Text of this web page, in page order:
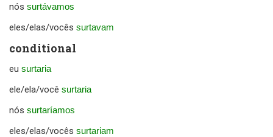
nós surtávamos
eles/elas/vocês surtavam
conditional
eu surtaria
ele/ela/você surtaria
nós surtaríamos
eles/elas/vocês surtariam